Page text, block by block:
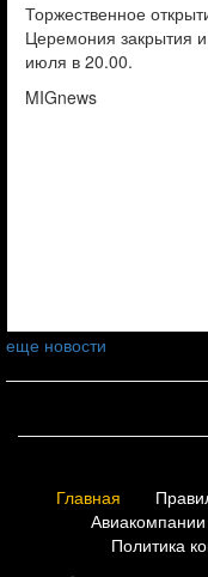
Торжественное
Церемония закрытия
июля в 20.00.
MIGnews
еще новости
Главная
Авиакомпании
Политика